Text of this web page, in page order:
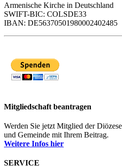
Armenische Kirche in Deutschland
SWIFT-BIC: COLSDE33
IBAN: DE56370501980002402485
Mitgliedschaft beantragen
Werden Sie jetzt Mitglied der
und Gemeinde mit Ihrem Beitrag.
Weitere Infos hier
SERVICE